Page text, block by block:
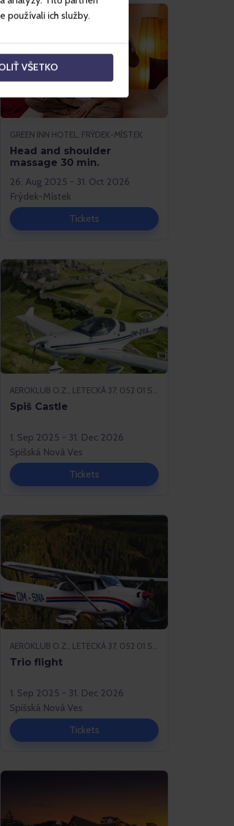
používali ich služby.
VŠETKO
GREEN INN HOTEL, FRÝDEK-MÍSTEK
Head and shoulder
massage 30 min.
26. Aug 2025 - 31. Oct 2026
Frýdek-Místek
Tickets
AEROKLUB O.Z., LETECKÁ 37, 052 01 SPIŠSKÁ NOVÁ VES
Spiš Castle
1. Sep 2025 - 31. Dec 2026
Spišská Nová Ves
Tickets
AEROKLUB O.Z., LETECKÁ 37, 052 01 SPIŠSKÁ NOVÁ VES
Trio flight
1. Sep 2025 - 31. Dec 2026
Spišská Nová Ves
Tickets